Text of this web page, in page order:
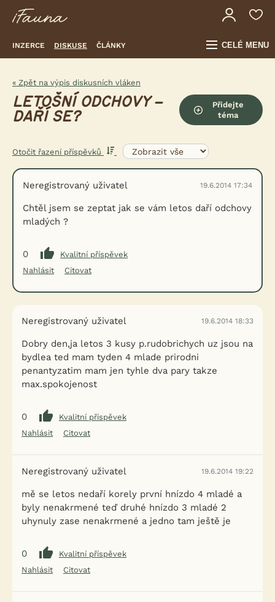
INZERCE DISKUSE ČLÁNKY CELÉ MENU
« Zpět na výpis diskusních vláken
LETOŠNÍ ODCHOVY –
DAŘÍ SE?
Přidejte
téma
Otočit řazení příspěvků
Neregistrovaný uživatel 19.6.2014 17:34
Chtěl jsem se zeptat jak se vám letos daří odchovy
mladých ?
0
Kvalitní příspěvek
Nahlásit
Citovat
Neregistrovaný uživatel 19.6.2014 18:33
Dobry den,ja letos 3 kusy p.rudobrichych uz jsou na
bydlea ted mam tyden 4 mlade prirodni
penantyzatim mam jen tyhle dva pary takze
max.spokojenost
0
Kvalitní příspěvek
Nahlásit
Citovat
Neregistrovaný uživatel 19.6.2014 19:22
mě se letos nedaří korely první hnízdo 4 mladé a
byly nenakrmené teď druhé hnízdo 3 mladé 2
uhynuly zase nenakrmené a jedno tam ještě je
0
Kvalitní příspěvek
Nahlásit
Citovat